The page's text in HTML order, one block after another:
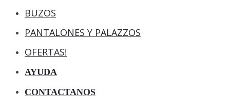
BUZOS
PANTALONES Y PALAZZOS
OFERTAS!
AYUDA
CONTACTANOS